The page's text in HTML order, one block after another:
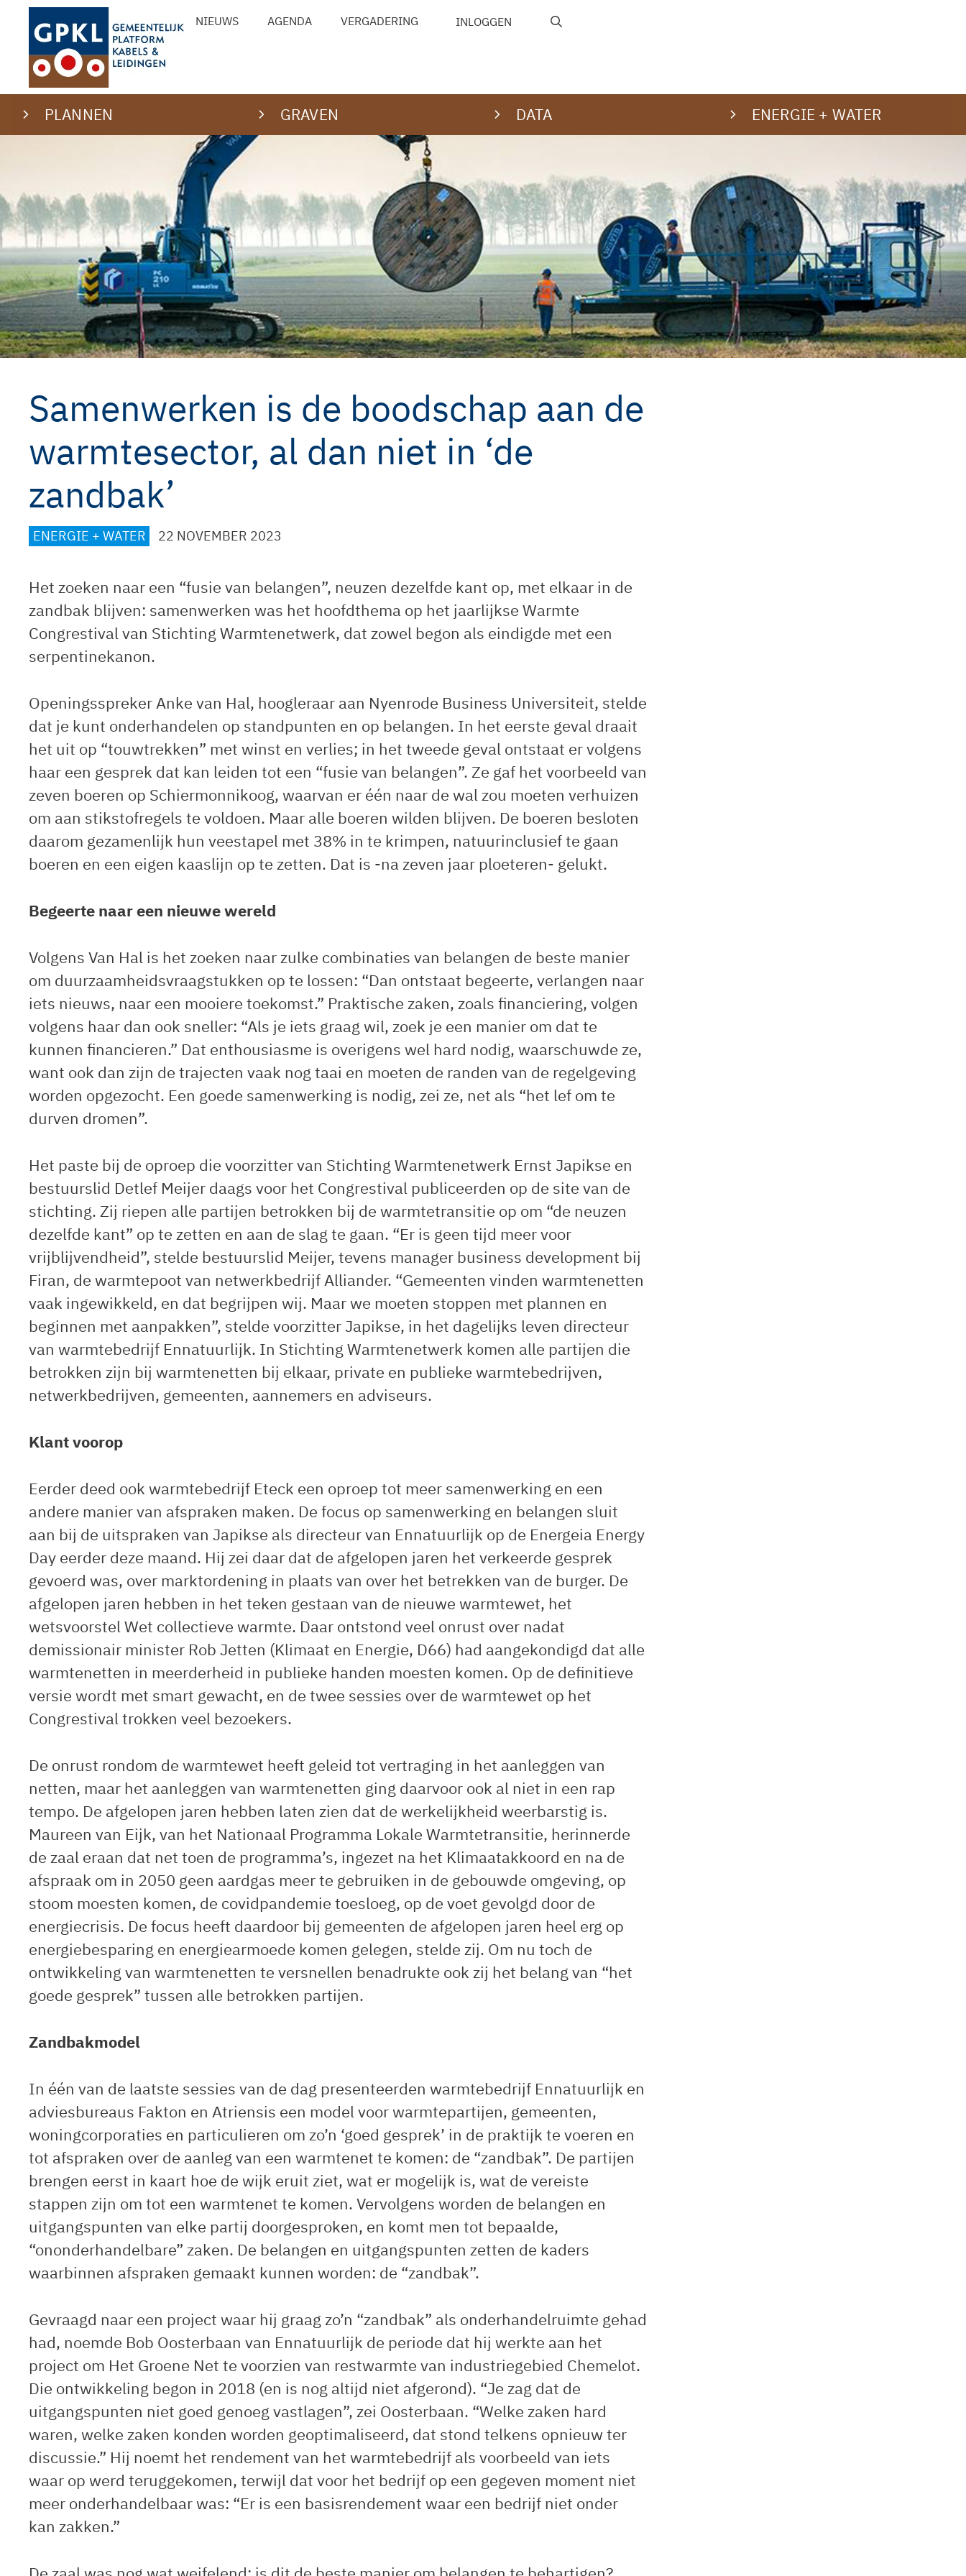
inhoud
NIEUWS AGENDA VERGADERING INLOGGEN
PLANNEN GRAVEN DATA ENERGIE + WATER
Samenwerken is de boodschap aan de
warmtesector, al dan niet in ‘de
zandbak’
CATEGORIEËN
ENERGIE + WATER 22 NOVEMBER 2023
Het zoeken naar een “fusie van belangen”, neuzen dezelfde kant op, met elkaar in de
zandbak blijven: samenwerken was het hoofdthema op het jaarlijkse Warmte
Congrestival van Stichting Warmtenetwerk, dat zowel begon als eindigde met een
serpentinekanon.
Openingsspreker Anke van Hal, hoogleraar aan Nyenrode Business Universiteit, stelde
dat je kunt onderhandelen op standpunten en op belangen. In het eerste geval draait
het uit op “touwtrekken” met winst en verlies; in het tweede geval ontstaat er volgens
haar een gesprek dat kan leiden tot een “fusie van belangen”. Ze gaf het voorbeeld van
zeven boeren op Schiermonnikoog, waarvan er één naar de wal zou moeten verhuizen
om aan stikstofregels te voldoen. Maar alle boeren wilden blijven. De boeren besloten
daarom gezamenlijk hun veestapel met 38% in te krimpen, natuurinclusief te gaan
boeren en een eigen kaaslijn op te zetten. Dat is -na zeven jaar ploeteren- gelukt.
Begeerte naar een nieuwe wereld
Volgens Van Hal is het zoeken naar zulke combinaties van belangen de beste manier
om duurzaamheidsvraagstukken op te lossen: “Dan ontstaat begeerte, verlangen naar
iets nieuws, naar een mooiere toekomst.” Praktische zaken, zoals financiering, volgen
volgens haar dan ook sneller: “Als je iets graag wil, zoek je een manier om dat te
kunnen financieren.” Dat enthousiasme is overigens wel hard nodig, waarschuwde ze,
want ook dan zijn de trajecten vaak nog taai en moeten de randen van de regelgeving
worden opgezocht. Een goede samenwerking is nodig, zei ze, net als “het lef om te
durven dromen”.
Het paste bij de oproep die voorzitter van Stichting Warmtenetwerk Ernst Japikse en
bestuurslid Detlef Meijer daags voor het Congrestival publiceerden op de site van de
stichting. Zij riepen alle partijen betrokken bij de warmtetransitie op om “de neuzen
dezelfde kant” op te zetten en aan de slag te gaan. “Er is geen tijd meer voor
vrijblijvendheid”, stelde bestuurslid Meijer, tevens manager business development bij
Firan, de warmtepoot van netwerkbedrijf Alliander. “Gemeenten vinden warmtenetten
vaak ingewikkeld, en dat begrijpen wij. Maar we moeten stoppen met plannen en
beginnen met aanpakken”, stelde voorzitter Japikse, in het dagelijks leven directeur
van warmtebedrijf Ennatuurlijk. In Stichting Warmtenetwerk komen alle partijen die
betrokken zijn bij warmtenetten bij elkaar, private en publieke warmtebedrijven,
netwerkbedrijven, gemeenten, aannemers en adviseurs.
Klant voorop
Eerder deed ook warmtebedrijf Eteck een oproep tot meer samenwerking en een
andere manier van afspraken maken. De focus op samenwerking en belangen sluit
aan bij de uitspraken van Japikse als directeur van Ennatuurlijk op de Energeia Energy
Day eerder deze maand. Hij zei daar dat de afgelopen jaren het verkeerde gesprek
gevoerd was, over marktordening in plaats van over het betrekken van de burger. De
afgelopen jaren hebben in het teken gestaan van de nieuwe warmtewet, het
wetsvoorstel Wet collectieve warmte. Daar ontstond veel onrust over nadat
demissionair minister Rob Jetten (Klimaat en Energie, D66) had aangekondigd dat alle
warmtenetten in meerderheid in publieke handen moesten komen. Op de definitieve
versie wordt met smart gewacht, en de twee sessies over de warmtewet op het
Congrestival trokken veel bezoekers.
De onrust rondom de warmtewet heeft geleid tot vertraging in het aanleggen van
netten, maar het aanleggen van warmtenetten ging daarvoor ook al niet in een rap
tempo. De afgelopen jaren hebben laten zien dat de werkelijkheid weerbarstig is.
Maureen van Eijk, van het Nationaal Programma Lokale Warmtetransitie, herinnerde
de zaal eraan dat net toen de programma’s, ingezet na het Klimaatakkoord en na de
afspraak om in 2050 geen aardgas meer te gebruiken in de gebouwde omgeving, op
stoom moesten komen, de covidpandemie toesloeg, op de voet gevolgd door de
energiecrisis. De focus heeft daardoor bij gemeenten de afgelopen jaren heel erg op
energiebesparing en energiearmoede komen gelegen, stelde zij. Om nu toch de
ontwikkeling van warmtenetten te versnellen benadrukte ook zij het belang van “het
goede gesprek” tussen alle betrokken partijen.
Zandbakmodel
In één van de laatste sessies van de dag presenteerden warmtebedrijf Ennatuurlijk en
adviesbureaus Fakton en Atriensis een model voor warmtepartijen, gemeenten,
woningcorporaties en particulieren om zo’n ‘goed gesprek’ in de praktijk te voeren en
tot afspraken over de aanleg van een warmtenet te komen: de “zandbak”. De partijen
brengen eerst in kaart hoe de wijk eruit ziet, wat er mogelijk is, wat de vereiste
stappen zijn om tot een warmtenet te komen. Vervolgens worden de belangen en
uitgangspunten van elke partij doorgesproken, en komt men tot bepaalde,
“ononderhandelbare” zaken. De belangen en uitgangspunten zetten de kaders
waarbinnen afspraken gemaakt kunnen worden: de “zandbak”.
Gevraagd naar een project waar hij graag zo’n “zandbak” als onderhandelruimte gehad
had, noemde Bob Oosterbaan van Ennatuurlijk de periode dat hij werkte aan het
project om Het Groene Net te voorzien van restwarmte van industriegebied Chemelot.
Die ontwikkeling begon in 2018 (en is nog altijd niet afgerond). “Je zag dat de
uitgangspunten niet goed genoeg vastlagen”, zei Oosterbaan. “Welke zaken hard
waren, welke zaken konden worden geoptimaliseerd, dat stond telkens opnieuw ter
discussie.” Hij noemt het rendement van het warmtebedrijf als voorbeeld van iets
waar op werd teruggekomen, terwijl dat voor het bedrijf op een gegeven moment niet
meer onderhandelbaar was: “Er is een basisrendement waar een bedrijf niet onder
kan zakken.”